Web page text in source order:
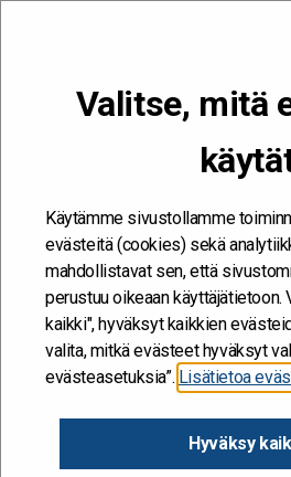
Valitse, mitä
Käytämme sivustollamme
evästeitä (cookies) sekä
mahdollistavat sen, että
perustuu oikeaan käyttäjätietoon.
kaikki", hyväksyt kaikkien
valita, mitkä evästeet hyväksyt
evästeasetuksia”. Lisätietoa
Hyväksy
Kehitän ja kehityn #töissäSuomelle
Trialogissa